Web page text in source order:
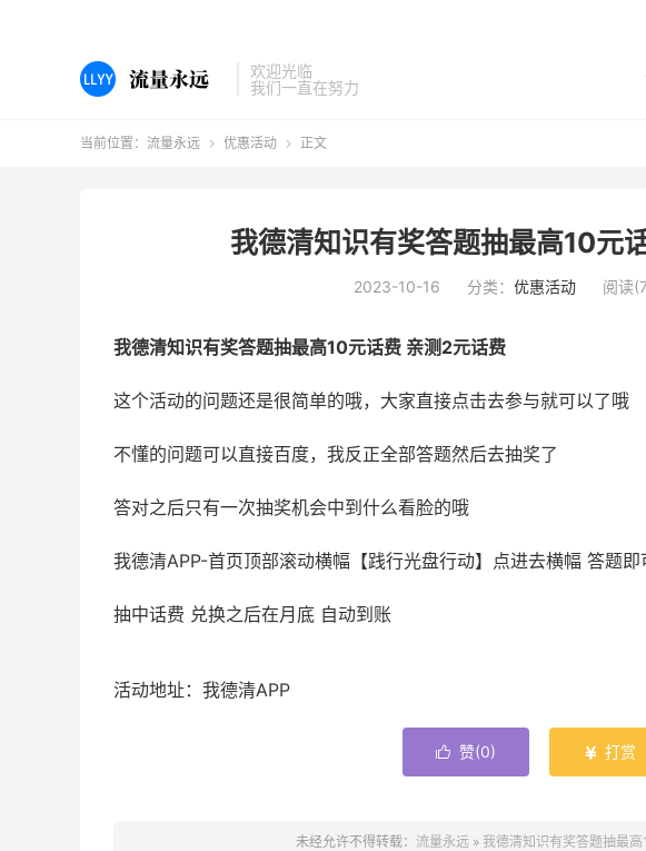
欢迎光临
我们一直在努力
当前位置： 流量永远  优惠活动  正文
我德清知识有奖答题抽最高10元
2023-10-16 分类： 优惠活动 阅读
我德清知识有奖答题抽最高10元话费 亲测2元话费
这个活动的问题还是很简单的哦，大家直接点击去参与就可以了哦
不懂的问题可以直接百度，我反正全部答题然后去抽奖了
答对之后只有一次抽奖机会中到什么看脸的哦
我德清APP-首页顶部滚动横幅【践行光盘行动】点进去横幅 答题即
抽中话费 兑换之后在月底 自动到账
活动地址：我德清APP
 赞(0)  打赏
未经允许不得转载： 流量永远 » 我德清知识有奖答题抽最